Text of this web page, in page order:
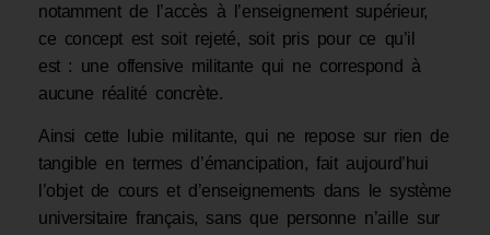
notamment de l’accès à l’enseignement supérieur,
ce concept est soit rejeté, soit pris pour ce qu’il
est : une offensive militante qui ne correspond à
aucune réalité concrète.
Ainsi cette lubie militante, qui ne repose sur rien de
tangible en termes d’émancipation, fait aujourd’hui
l’objet de cours et d’enseignements dans le système
universitaire français, sans que personne n’aille sur